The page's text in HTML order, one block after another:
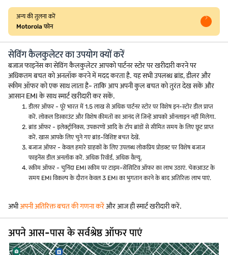
अन्य की तुलना करें
Motorola फोन
सेविंग कैलकुलेटर का उपयोग क्यों करें
बजाज फाइनेंस का सेविंग कैलकुलेटर आपको पार्टनर स्टोर पर खरीदारी करने पर
अधिकतम बचत को अनलॉक करने में मदद करता है. यह सभी उपलब्ध ब्रांड, डीलर और
स्कीम ऑफर को एक साथ लाता है- ताकि आप अपनी कुल बचत को तुरंत देख सकें और
आसान EMI के साथ स्मार्ट खरीदारी कर सकें.
डीलर ऑफर - पूरे भारत में 1.5 लाख से अधिक पार्टनर स्टोर पर विशेष इन-स्टोर डील प्राप्त
करें. लोकल डिस्काउंट और विशेष कीमतों का आनंद लें जिन्हें आपको ऑनलाइन नहीं मिलेगा.
ब्रांड ऑफर - इलेक्ट्रॉनिक्स, उपकरणों आदि के टॉप ब्रांडों से सीमित समय के लिए छूट प्राप्त
करें. खास आपके लिए चुने गए ब्रांड-विशिष्ट बचत देखें.
बजाज ऑफर - केवल हमारे ग्राहकों के लिए उपलब्ध लोकप्रिय प्रोडक्ट पर विशेष बजाज
फाइनेंस डील अनलॉक करें. अधिक रिवॉर्ड, अधिक वैल्यू.
स्कीम ऑफर - चुनिंदा EMI स्कीम पर टाइम-सेंसिटिव ऑफर का लाभ उठाएं. चेकआउट के
समय EMI विकल्प के दौरान केवल 3 EMI का भुगतान करने के बाद अतिरिक्त लाभ पाएं.
अभीअपनी अतिरिक्त बचत की गणना करेंऔर आज ही स्मार्ट खरीदारी करें.
अपने आस-पास के सर्वश्रेष्ठ ऑफर पाएं